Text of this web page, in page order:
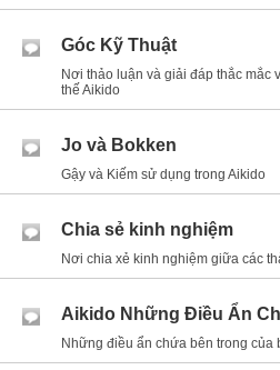
Góc Kỹ Thuật
Nơi thảo luận và giải đáp thắc mắc
thế Aikido
Jo và Bokken
Gậy và Kiếm sử dụng trong Aikido
Chia sẻ kinh nghiệm
Nơi chia xẻ kinh nghiệm giữa các
Aikido Những Điều Ẩn
Những điều ẩn chứa bên trong của